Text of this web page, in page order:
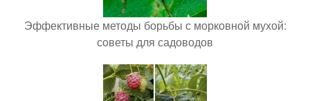
Эффективные методы борьбы с морковной мухой:
советы для садоводов